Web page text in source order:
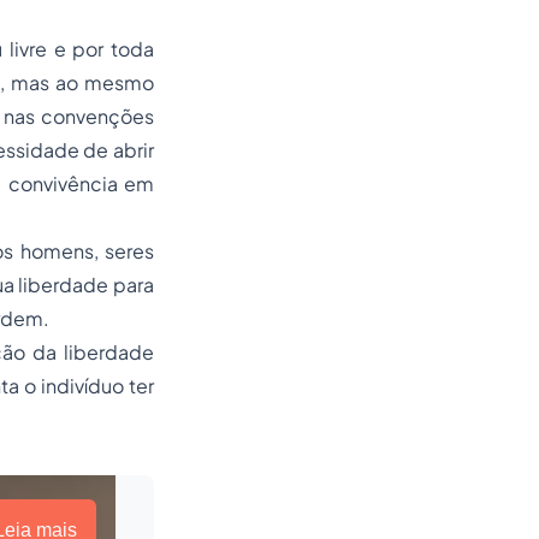
livre e por toda
mas ao mesmo
convenções
de abrir
em
homens, seres
liberdade para
da liberdade
o indivíduo ter
mais